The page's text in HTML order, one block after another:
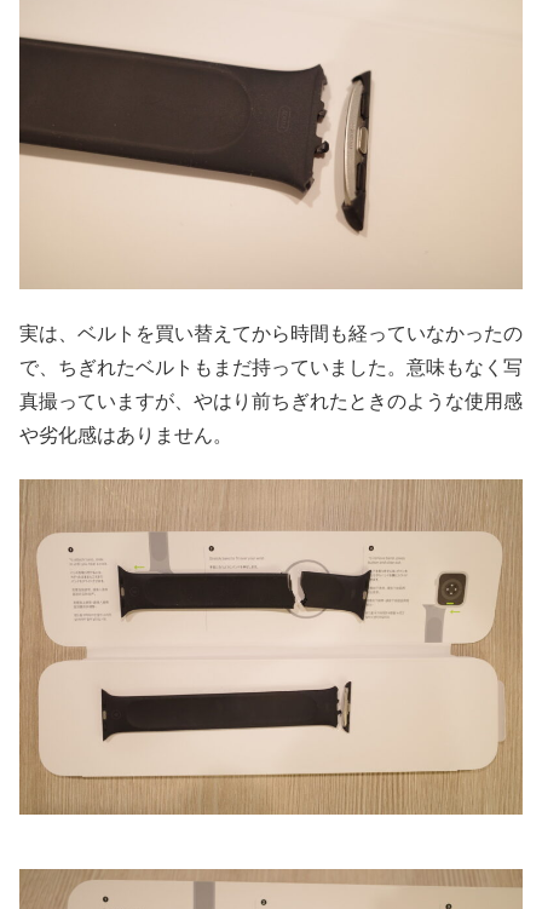
実は、ベルトを買い替えてから時間も経っていなかったの
で、ちぎれたベルトもまだ持っていました。意味もなく写
真撮っていますが、やはり前ちぎれたときのような使用感
や劣化感はありません。